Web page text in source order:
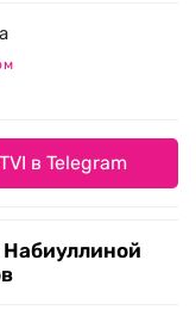
в Telegram